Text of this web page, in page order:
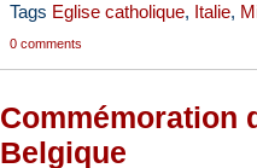
Tags Eglise catholique, Italie,
0 comments
Commémoration
Belgique